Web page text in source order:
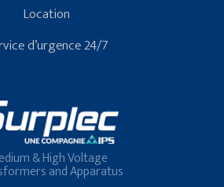
Location
d’urgence 24/7
& High Voltage
and Apparatus